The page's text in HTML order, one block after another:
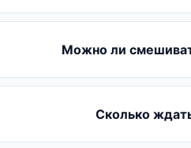
Можно ли
Сколько